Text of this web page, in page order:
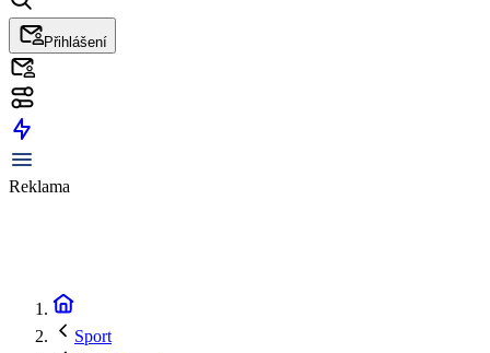
Přihlášení
Reklama
Sport